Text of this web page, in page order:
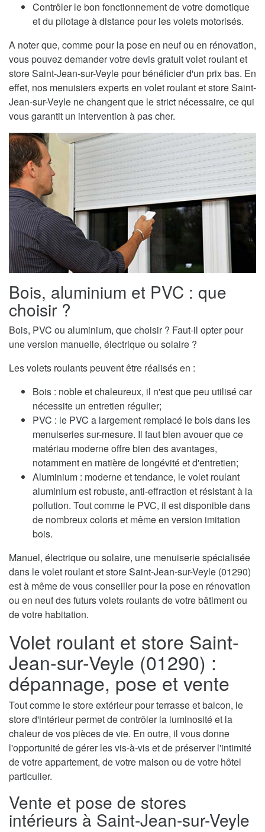
Contrôler le bon fonctionnement de votre domotique
et du pilotage à distance pour les volets motorisés.
A noter que, comme pour la pose en neuf ou en rénovation,
vous pouvez demander votre devis gratuit volet roulant et
store Saint-Jean-sur-Veyle pour bénéficier d'un prix bas. En
effet, nos menuisiers experts en volet roulant et store Saint-
Jean-sur-Veyle ne changent que le strict nécessaire, ce qui
vous garantit un intervention à pas cher.
Bois, aluminium et PVC : que
choisir ?
Bois, PVC ou aluminium, que choisir ? Faut-il opter pour
une version manuelle, électrique ou solaire ?
Les volets roulants peuvent être réalisés en :
Bois : noble et chaleureux, il n'est que peu utilisé car
nécessite un entretien régulier;
PVC : le PVC a largement remplacé le bois dans les
menuiseries sur-mesure. Il faut bien avouer que ce
matériau moderne offre bien des avantages,
notamment en matière de longévité et d'entretien;
Aluminium : moderne et tendance, le volet roulant
aluminium est robuste, anti-effraction et résistant à la
pollution. Tout comme le PVC, il est disponible dans
de nombreux coloris et même en version imitation
bois.
Manuel, électrique ou solaire, une menuiserie spécialisée
dans le volet roulant et store Saint-Jean-sur-Veyle (01290)
est à même de vous conseiller pour la pose en rénovation
ou en neuf des futurs volets roulants de votre bâtiment ou
de votre habitation.
Volet roulant et store Saint-
Jean-sur-Veyle (01290) :
dépannage, pose et vente
Tout comme le store extérieur pour terrasse et balcon, le
store d'intérieur permet de contrôler la luminosité et la
chaleur de vos pièces de vie. En outre, il vous donne
l'opportunité de gérer les vis-à-vis et de préserver l'intimité
de votre appartement, de votre maison ou de votre hôtel
particulier.
Vente et pose de stores
intérieurs à Saint-Jean-sur-Veyle